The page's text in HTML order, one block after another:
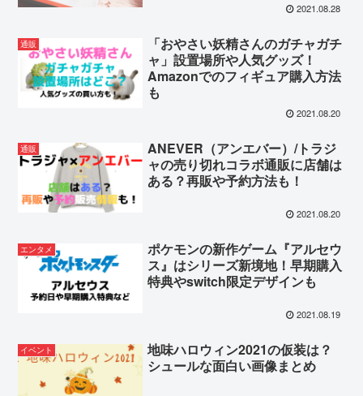
2021.08.28
通販
「おやさい妖精さんのガチャガチ
ャ」設置場所や人気グッズ！
Amazonでのフィギュア購入方法
も
2021.08.20
通販
ANEVER（アンエバー）/トラジ
ャの売り切れコラボ通販に店舗は
ある？再販や予約方法も！
2021.08.20
エンタメ
ポケモンの新作ゲーム『アルセウ
ス』はシリーズ新境地！早期購入
特典やswitch限定デザインも
2021.08.19
イベント
地味ハロウィン2021の仮装は？
シュールな面白い画像まとめ